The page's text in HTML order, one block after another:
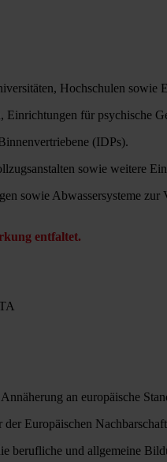
Hochschulen sowie
für psychische
(IDPs).
sowie weitere
sowie Abwassersysteme
entfaltet.
an europäische
Europäischen
und allgemeine